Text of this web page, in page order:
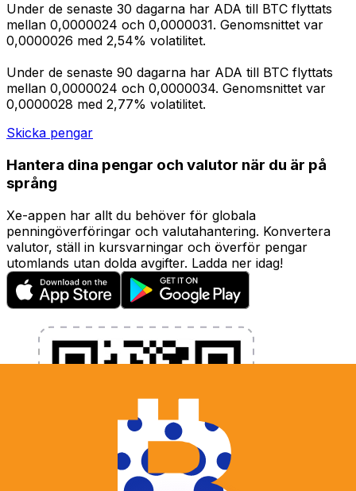
Under de senaste 30 dagarna har ADA till BTC flyttats
mellan 0,0000024 och 0,0000031. Genomsnittet var
0,0000026 med 2,54% volatilitet.
Under de senaste 90 dagarna har ADA till BTC flyttats
mellan 0,0000024 och 0,0000034. Genomsnittet var
0,0000028 med 2,77% volatilitet.
Skicka pengar
Hantera dina pengar och valutor när du är på
språng
Xe-appen har allt du behöver för globala
penningöverföringar och valutahantering. Konvertera
valutor, ställ in kursvarningar och överför pengar
utomlands utan dolda avgifter. Ladda ner idag!